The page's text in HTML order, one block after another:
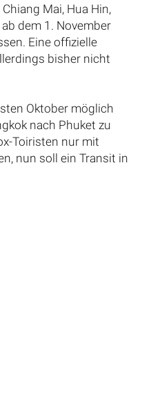
Mai, Hua Hin,
dem 1. November
Eine offizielle
bisher nicht
Oktober möglich
nach Phuket zu
Toiristen nur mit
nun soll ein Transit in